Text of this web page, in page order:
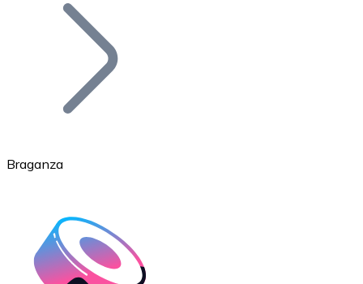
Bitcoin
Ethereum
ETH
Braganza